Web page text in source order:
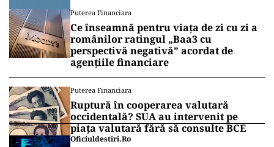
Puterea Financiara
Ce înseamnă pentru viața de zi cu zi a
românilor ratingul „Baa3 cu
perspectivă negativă” acordat de
agențiile financiare
Puterea Financiara
Ruptură în cooperarea valutară
occidentală? SUA au intervenit pe
piața valutară fără să consulte BCE
Oficiuldestiri.ro